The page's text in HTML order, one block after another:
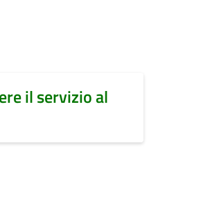
il servizio al